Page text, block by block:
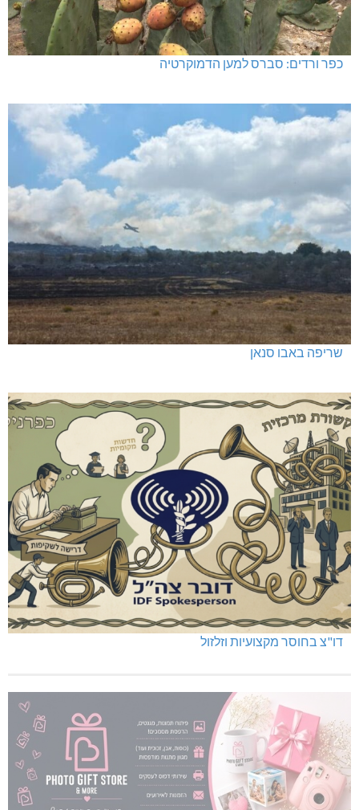
כפר ורדים: סברס למען הדמוקרטיה
שריפה באבו סנאן
דו"צ בחוסר מקצועיות וזלזול